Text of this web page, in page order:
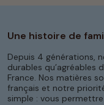
Une histoire de
Depuis 4 générations,
durables qu’agréables
France. Nos matières
français et notre
simple : vous